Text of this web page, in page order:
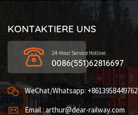
KONTAKTIERE UNS
24-Hour Service Hotline
0086(551)62816697
WeChat/Whatsapp: +8613958449762
Email : arthur@dear-railway.com